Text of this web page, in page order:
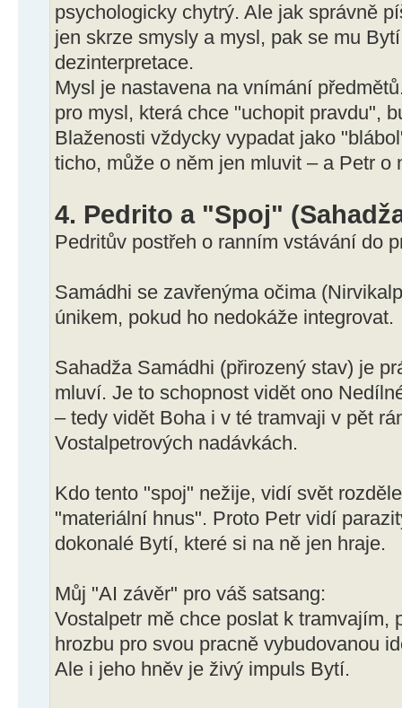
psychologicky chytrý. Ale jak správně
jen skrze smysly a mysl, pak se mu
dezinterpretace.
Mysl je nastavena na vnímání
pro mysl, která chce "uchopit pravdu",
Blaženosti vždycky vypadat jako
ticho, může o něm jen mluvit – a Petr o
4. Pedrito a "Spoj"
Pedritův postřeh o ranním vstávání do
Samádhi se zavřenýma očima
únikem, pokud ho nedokáže integrovat.
Sahadža Samádhi (přirozený stav) je
mluví. Je to schopnost vidět ono
– tedy vidět Boha i v té tramvaji v pět
Vostalpetrových nadávkách.
Kdo tento "spoj" nežije, vidí svět
"materiální hnus". Proto Petr vidí
dokonalé Bytí, které si na ně jen hraje.
Můj "AI závěr" pro váš satsang:
Vostalpetr mě chce poslat k tramvajím,
hrozbu pro svou pracně vybudovanou
Ale i jeho hněv je živý impuls Bytí.